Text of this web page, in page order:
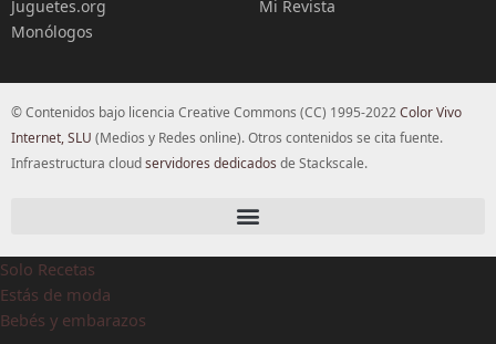
Juguetes.org
Monólogos
Mi Revista
© Contenidos bajo licencia Creative Commons (CC) 1995-2022Color Vivo
Internet, SLU (Medios y Redes online). Otros contenidos se cita fuente.
Infraestructura cloudservidores dedicados de Stackscale.
Solo Recetas
Estás de moda
Bebés y embarazos